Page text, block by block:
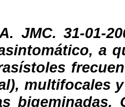
JMC. 31-01-
a
multifocales
bigeminadas.